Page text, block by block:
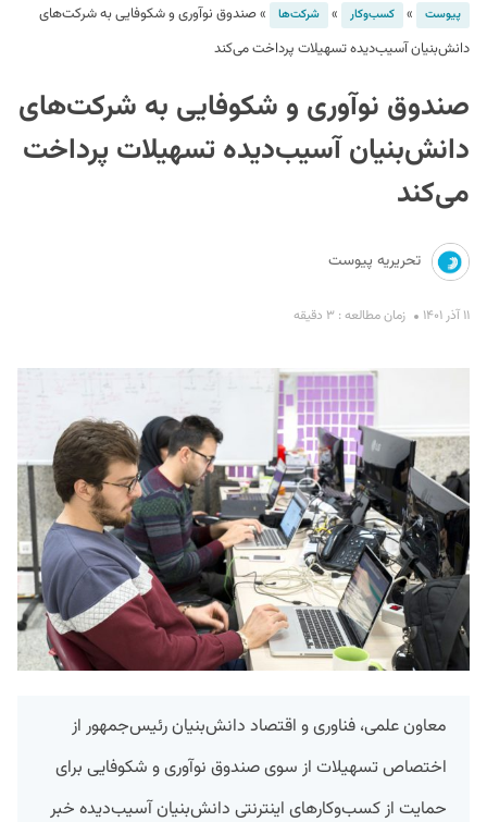
پیوست » کسب‌و‌کار » شرکت‌ها »صندوق نوآوری و شکوفایی به شرکت‌های
دانش‌بنیان آسیب‌دیده تسهیلات پرداخت می‌کند
صندوق نوآوری و شکوفایی به شرکت‌های
دانش‌بنیان آسیب‌دیده تسهیلات پرداخت
می‌کند
تحریریه پیوست
۱۱ آذر ۱۴۰۱ زمان مطالعه : ۳ دقیقه
معاون علمی، فناوری و اقتصاد دانش‌بنیان رئیس‌جمهور از
اختصاص تسهیلات از سوی صندوق نوآوری و شکوفایی برای
حمایت از کسب‌وکارهای اینترنتی دانش‌بنیان آسیب‌دیده خبر